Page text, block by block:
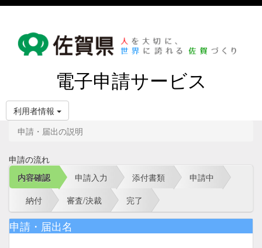
電子申請サービス
利用者情報
申請・届出の説明
申請の流れ
内容確認
申請入力 添付書類
申請中
納付
審査/決裁 完了
申請・届出名